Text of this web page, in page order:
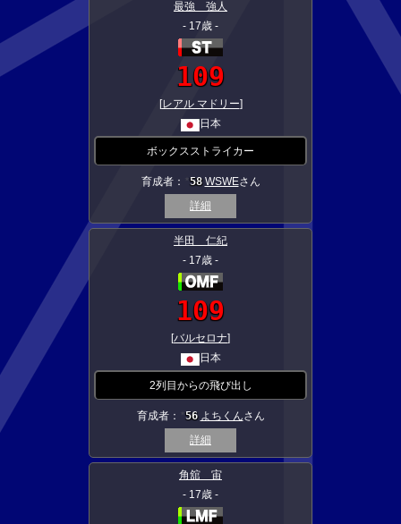
最強 強人
- 17歳 -
109
[レアル マドリー]
日本
ボックスストライカー
育成者： 58 WSWEさん
詳細
半田 仁紀
- 17歳 -
109
[バルセロナ]
日本
2列目からの飛び出し
育成者： 56 よちくんさん
詳細
角舘 宙
- 17歳 -